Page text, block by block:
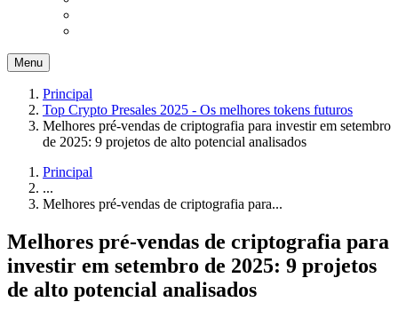
Menu
Principal
Top Crypto Presales 2025 - Os melhores tokens futuros
Melhores pré-vendas de criptografia para investir em setembro
de 2025: 9 projetos de alto potencial analisados
Principal
...
Melhores pré-vendas de criptografia para...
Melhores pré-vendas de criptografia para
investir em setembro de 2025: 9 projetos
de alto potencial analisados